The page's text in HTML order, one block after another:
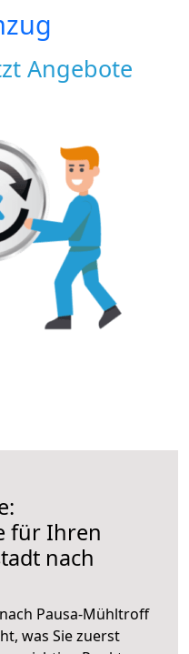
Angebote
für Ihren
nach
Pausa-Mühltroff
was Sie zuerst